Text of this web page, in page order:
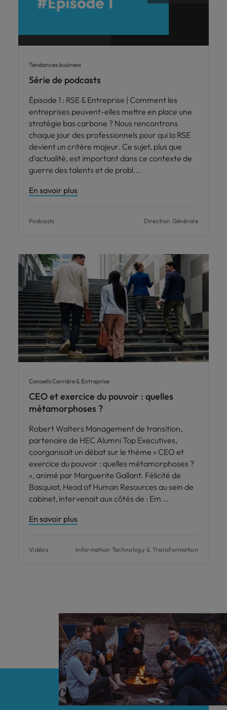
Tendances business
Série de podcasts
Épisode 1 : RSE & Entreprise | Comment les
entreprises peuvent-elles mettre en place une
stratégie bas carbone ? Nous rencontrons
chaque jour des professionnels pour qui la RSE
devient un critère majeur. Ce sujet, plus que
d'actualité, est important dans ce contexte de
guerre des talents et de probl
En savoir plus
Podcasts Direction Générale
Conseils Carrière & Entreprise
CEO et exercice du pouvoir : quelles
métamorphoses ?
Robert Walters Management de transition,
partenaire de HEC Alumni Top Executives,
coorganisait un débat sur le thème « CEO et
exercice du pouvoir : quelles métamorphoses ?
», animé par Marguerite Gallant. Félicité de
Basquiat, Head of Human Resources au sein de
cabinet, intervenait aux côtés de : Em
En savoir plus
Vidéos Information Technology & Transformation